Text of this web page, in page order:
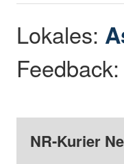
Lokales:
Feedback:
NR-Kurier